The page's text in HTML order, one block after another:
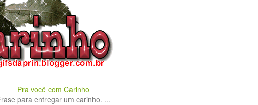
Pra você com Carinho
para entregar um carinho. ...